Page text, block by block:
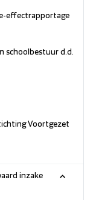
effectrapportage
schoolbestuur d.d.
Voortgezet
inzake